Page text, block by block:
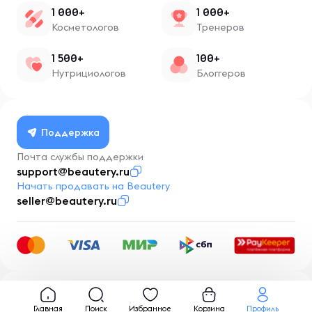
1 000+
Косметологов
1 000+
Тренеров
1 500+
Нутрициологов
100+
Блоггеров
Поддержка
Почта службы поддержки
support@beautery.ru
Начать продавать на Beautery
seller@beautery.ru
Разработка BusinessMentor.ru
Главная Поиск Избранное Корзина Профиль